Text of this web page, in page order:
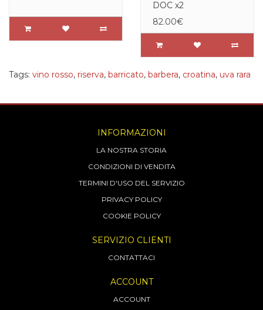
DOC x2
82.00€
Tags: vino rosso, riserva, barricato, barbera, croatina, uva rara
INFORMAZIONI
LA NOSTRA STORIA
CONDIZIONI DI VENDITA
TERMINI D'USO DEL SERVIZIO
PRIVACY POLICY
COOKIE POLICY
SERVIZIO CLIENTI
CONTATTACI
ACCOUNT
ACCOUNT